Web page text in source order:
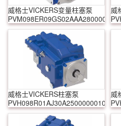
威格士VICKERS变量柱塞泵
威
威格士VICKERS柱塞泵
威